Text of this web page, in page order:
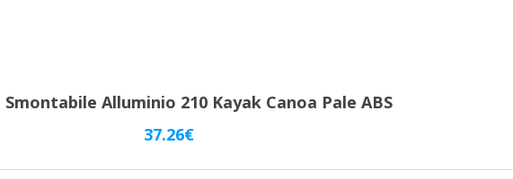
Smontabile Alluminio 210 Kayak Canoa Pale ABS
37.26€